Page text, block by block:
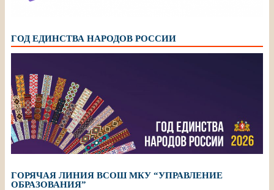
ГОД ЕДИНСТВА НАРОДОВ РОССИИ
ГОРЯЧАЯ ЛИНИЯ ВСОШ МКУ “УПРАВЛЕНИЕ
ОБРАЗОВАНИЯ”